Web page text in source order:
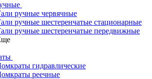
ручные червячные
ручные шестеренчатые стационарные
ручные шестеренчатые передвижные
гидравлические
реечные